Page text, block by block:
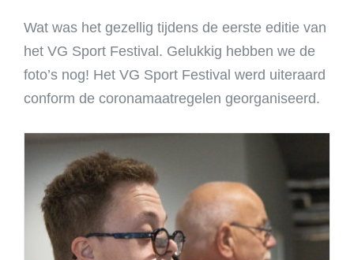
Wat was het gezellig tijdens de eerste editie van
het VG Sport Festival. Gelukkig hebben we de
foto’s nog! Het VG Sport Festival werd uiteraard
conform de coronamaatregelen georganiseerd.